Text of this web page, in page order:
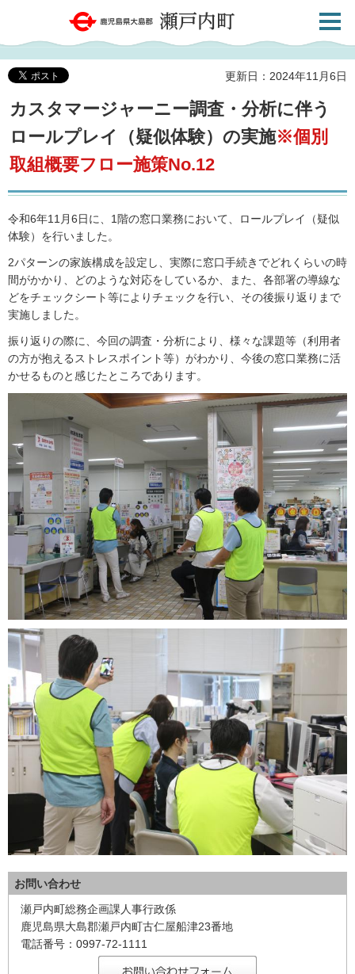
鹿児島県大島郡 瀬戸内町
共通メ
更新日：2024年11月6日
カスタマージャーニー調査・分析に伴う
ロールプレイ（疑似体験）の実施※個別
取組概要フロー施策No.12
令和6年11月6日に、1階の窓口業務において、ロールプレイ（疑似
体験）を行いました。
2パターンの家族構成を設定し、実際に窓口手続きでどれくらいの時
間がかかり、どのような対応をしているか、また、各部署の導線な
どをチェックシート等によりチェックを行い、その後振り返りまで
実施しました。
振り返りの際に、今回の調査・分析により、様々な課題等（利用者
の方が抱えるストレスポイント等）がわかり、今後の窓口業務に活
かせるものと感じたところであります。
お問い合わせ
瀬戸内町総務企画課人事行政係
鹿児島県大島郡瀬戸内町古仁屋船津23番地
電話番号：0997-72-1111